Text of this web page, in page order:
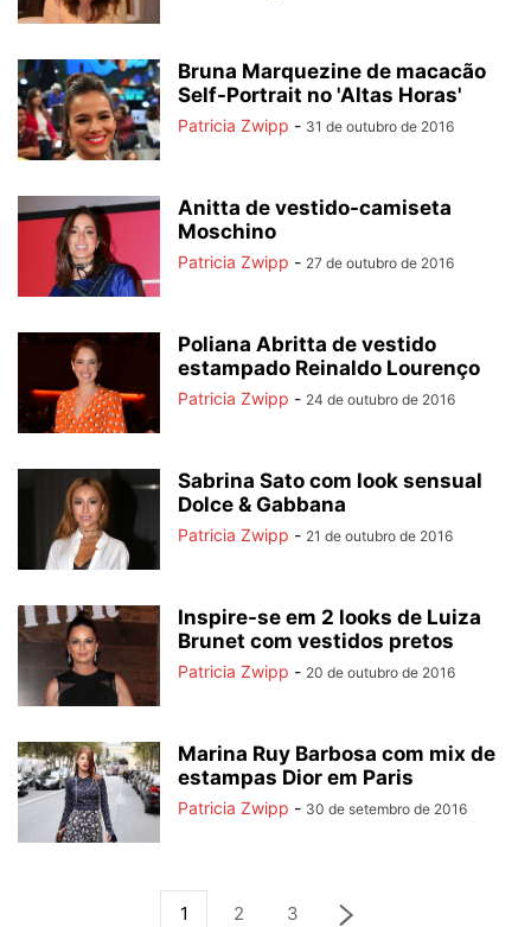
Bruna Marquezine de macacão
Self-Portrait no 'Altas Horas'
Patricia Zwipp - 31 de outubro de 2016
Anitta de vestido-camiseta
Moschino
Patricia Zwipp - 27 de outubro de 2016
Poliana Abritta de vestido
estampado Reinaldo Lourenço
Patricia Zwipp - 24 de outubro de 2016
Sabrina Sato com look sensual
Dolce & Gabbana
Patricia Zwipp - 21 de outubro de 2016
Inspire-se em 2 looks de Luiza
Brunet com vestidos pretos
Patricia Zwipp - 20 de outubro de 2016
Marina Ruy Barbosa com mix de
estampas Dior em Paris
Patricia Zwipp - 30 de setembro de 2016
1 2 3